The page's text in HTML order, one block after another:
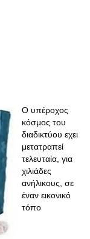
Ο υπέροχος
κόσμος του
διαδικτύου εχει
μετατραπεί
τελευταία, για
χιλιάδες
ανήλικους, σε
έναν εικονικό
τόπο